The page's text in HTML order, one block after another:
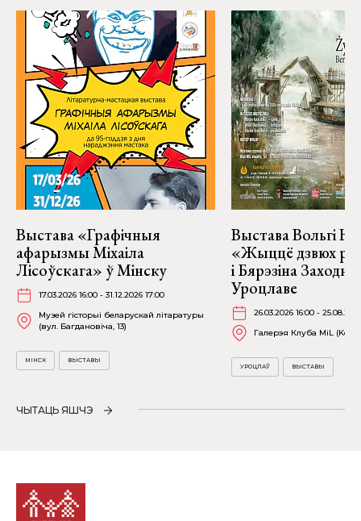
Выстава «Графічныя
афарызмы Міхаіла
Лісоўскага» ў Мінску
17.03.2026 16:00 - 31.12.2026 17:00
Музей гісторыі беларускай літаратуры
(вул. Багдановіча, 13)
МІНСК ВЫСТАВЫ
Выстава Вольгі
«Жыццё дзвюх
і Бярэзіна
Уроцлаве
26.03.2026 16:00 -
Галерэя Клуба MiL
УРОЦЛАЎ ВЫСТАВЫ
ЧЫТАЦЬ ЯШЧЭ